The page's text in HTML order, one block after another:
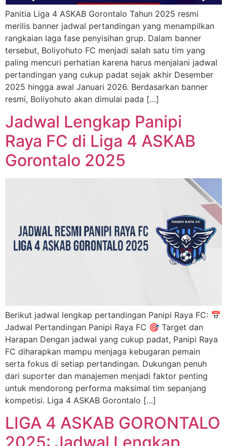
Panitia Liga 4 ASKAB Gorontalo Tahun 2025 resmi
merilis banner jadwal pertandingan yang menampilkan
rangkaian laga fase penyisihan grup. Dalam banner
tersebut, Boliyohuto FC menjadi salah satu tim yang
paling mencuri perhatian karena harus menjalani jadwal
pertandingan yang cukup padat sejak akhir Desember
2025 hingga awal Januari 2026. Berdasarkan banner
resmi, Boliyohuto akan dimulai pada […]
Jadwal Lengkap Panipi
Raya FC di Liga 4 ASKAB
Gorontalo 2025
Berikut jadwal lengkap pertandingan Panipi Raya FC: 📅
Jadwal Pertandingan Panipi Raya FC 🎯 Target dan
Harapan Dengan jadwal yang cukup padat, Panipi Raya
FC diharapkan mampu menjaga kebugaran pemain
serta fokus di setiap pertandingan. Dukungan penuh
dari suporter dan manajemen menjadi faktor penting
untuk mendorong performa maksimal tim sepanjang
kompetisi. Liga 4 ASKAB Gorontalo […]
LIGA 4 ASKAB GORONTALO